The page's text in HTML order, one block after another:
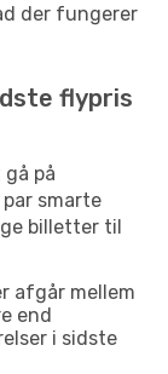
der fungerer
flypris
på
smarte
billetter til
afgår mellem
end
i sidste